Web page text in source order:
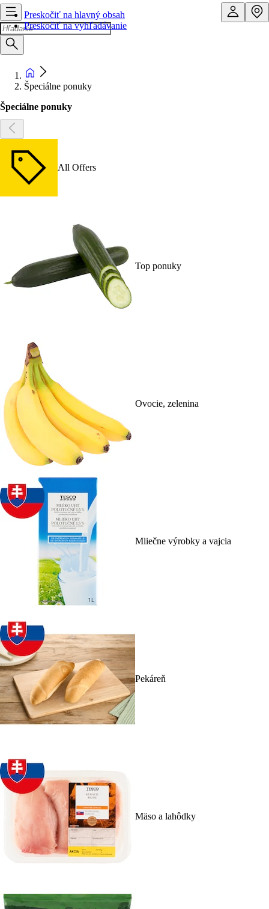
Preskočiť na hlavný obsah
Preskočiť na vyhľadávanie
Špeciálne ponuky
Špeciálne ponuky
All Offers
Top ponuky
Ovocie, zelenina
Mliečne výrobky a vajcia
Pekáreň
Mäso a lahôdky